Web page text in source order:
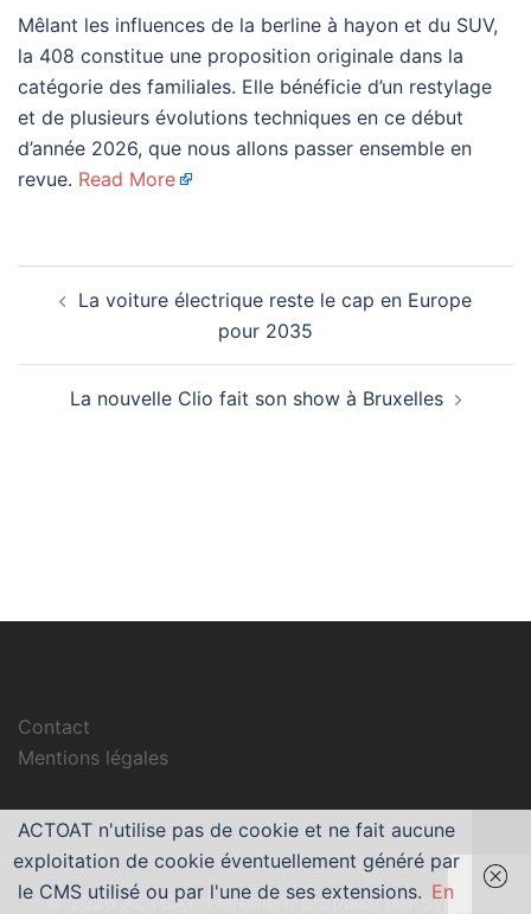
Mêlant les influences de la berline à hayon et du SUV,
la 408 constitue une proposition originale dans la
catégorie des familiales. Elle bénéficie d’un restylage
et de plusieurs évolutions techniques en ce début
d’année 2026, que nous allons passer ensemble en
revue. Read More
d’articleLa voiture électrique reste le cap en Europe
pour 2035
La nouvelle Clio fait son show à Bruxelles
Contact
Mentions légales
© 2026 ACTOAT. Fièrement propulsé parSydney
ACTOAT n'utilise pas de cookie et ne fait aucune
exploitation de cookie éventuellement généré par
le CMS utilisé ou par l'une de ses extensions. En